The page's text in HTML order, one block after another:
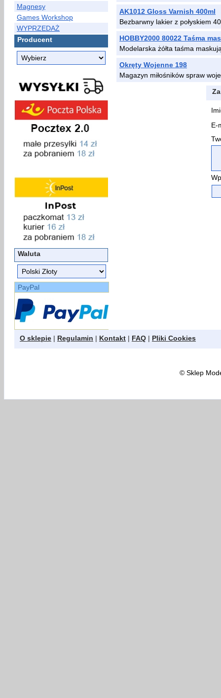
Magnesy
Games Workshop
WYPRZEDAŻ
Producent
Waluta
PayPal
AK1012 Gloss Varnish 400ml
Bezbarwny lakier z połyskiem
HOBBY2000 80022 Taśma
Modelarska żółta taśma
Okręty Wojenne 198
Magazyn miłośników spraw
E-
O sklepie | Regulamin | Kontakt | FAQ | Pliki Cookies
©Sklep